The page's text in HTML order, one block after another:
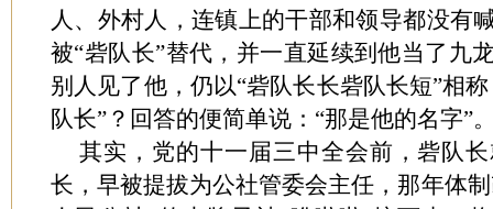
人、外村人，连镇上的干部和领导都没有
被“砦队长”替代，并一直延续到他当了九
别人见了他，仍以“砦队长长砦队长短”相
队长”？回答的便简单说：“那是他的名字”
其实，党的十一届三中全会前，砦队
长，早被提拔为公社管委会主任，那年体